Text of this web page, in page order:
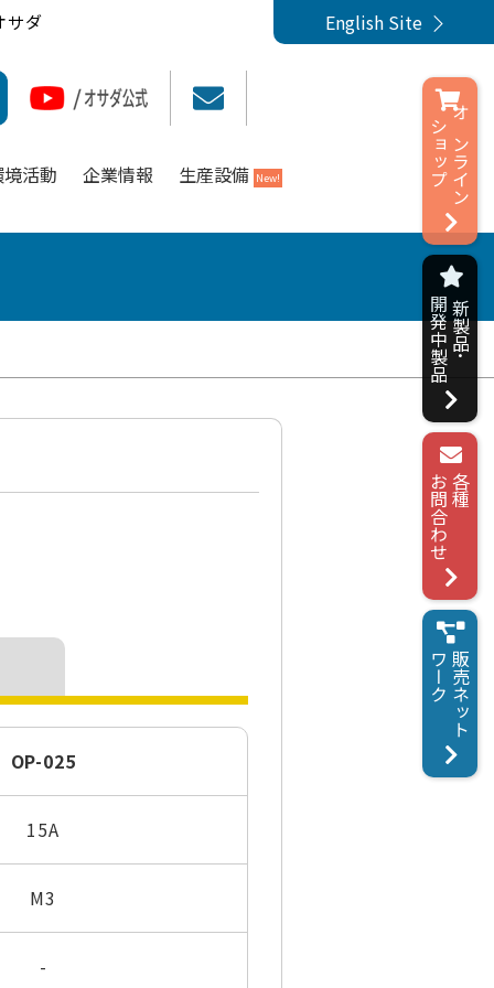
サダ English Site
境活動 企業情報 生産設備 New!
OP-025
15A
M3
-
オンライン
ショップ
新製品･
開発中製品
各種
お問合わせ
販売ネット
ワーク